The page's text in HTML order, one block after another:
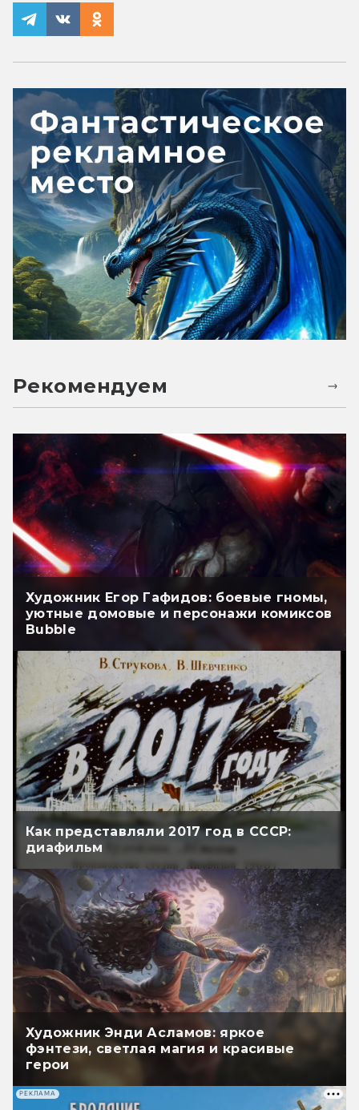
Рекомендуем
Художник Егор Гафидов: боевые гномы,
уютные домовые и персонажи комиксов
Bubble
Как представляли 2017 год в СССР:
диафильм
Художник Энди Асламов: яркое
фэнтези, светлая магия и красивые
герои
РЕКЛАМА